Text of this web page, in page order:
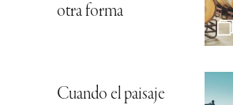
otra forma
Cuando el paisaje